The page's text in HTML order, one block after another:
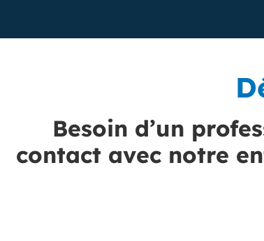
Besoin d’un
contact avec notre